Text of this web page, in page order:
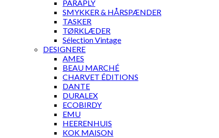
PARAPLY
SMYKKER & HÅRSPÆNDER
TASKER
TØRKLÆDER
Sélection Vintage
DESIGNERE
AMES
BEAU MARCHÉ
CHARVET ÉDITIONS
DANTE
DURALEX
ECOBIRDY
EMU
HEERENHUIS
KOK MAISON